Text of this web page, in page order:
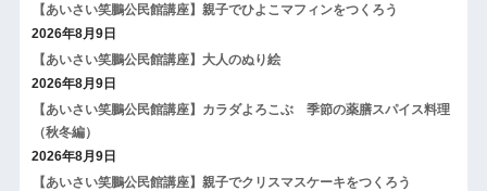
【あいさい笑鵬公民館講座】親子でひよこマフィンをつくろう
2026年8月9日
【あいさい笑鵬公民館講座】大人のぬり絵
2026年8月9日
【あいさい笑鵬公民館講座】カラダよろこぶ 季節の薬膳スパイス料理
（秋冬編）
2026年8月9日
【あいさい笑鵬公民館講座】親子でクリスマスケーキをつくろう